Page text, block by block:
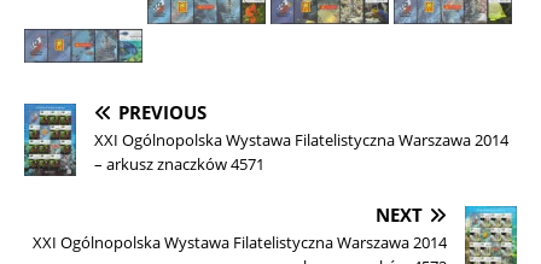
PREVIOUS
XXI Ogólnopolska Wystawa Filatelistyczna Warszawa 2014
– arkusz znaczków 4571
NEXT
XXI Ogólnopolska Wystawa Filatelistyczna Warszawa 2014